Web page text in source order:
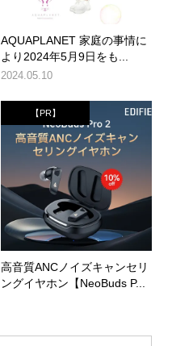
AQUAPLANET 家庭の事情に
より2024年5月9日をも...
2024.05.10
【PR】
高音質ANCノイズキャンセリ
ングイヤホン【NeoBuds P...